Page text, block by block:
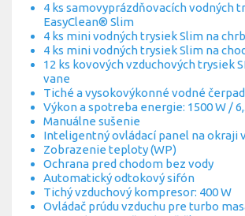
4 ks samovyprázdňovacích vodných
EasyClean® Slim
4 ks mini vodných trysiek Slim na
4 ks mini vodných trysiek Slim na
12 ks kovových vzduchových trysiek
vane
Tiché a vysokovýkonné vodné
Výkon a spotreba energie: 1500 W /
Manuálne sušenie
Inteligentný ovládací panel na okraji
Zobrazenie teploty (WP)
Ochrana pred chodom bez vody
Automatický odtokový sifón
Tichý vzduchový kompresor: 400 W
Ovládač prúdu vzduchu pre turbo